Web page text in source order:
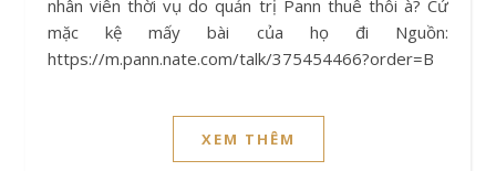
nhân viên thời vụ do quản trị Pann thuê thôi à? Cứ
mặc kệ mấy bài của họ đi Nguồn:
https://m.pann.nate.com/talk/375454466?order=B
XEM THÊM